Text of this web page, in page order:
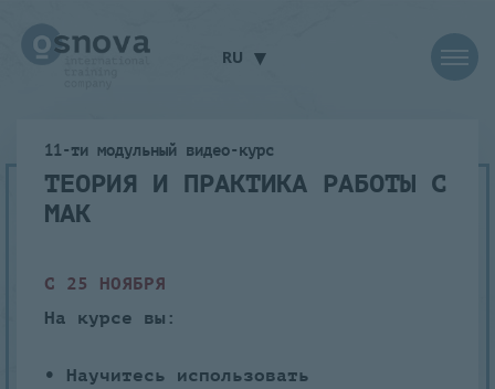
RU ▾
11-ти модульный видео-курс
ТЕОРИЯ И ПРАКТИКА РАБОТЫ С
МАК
С 25 НОЯБРЯ
На курсе вы:
• Научитесь использовать